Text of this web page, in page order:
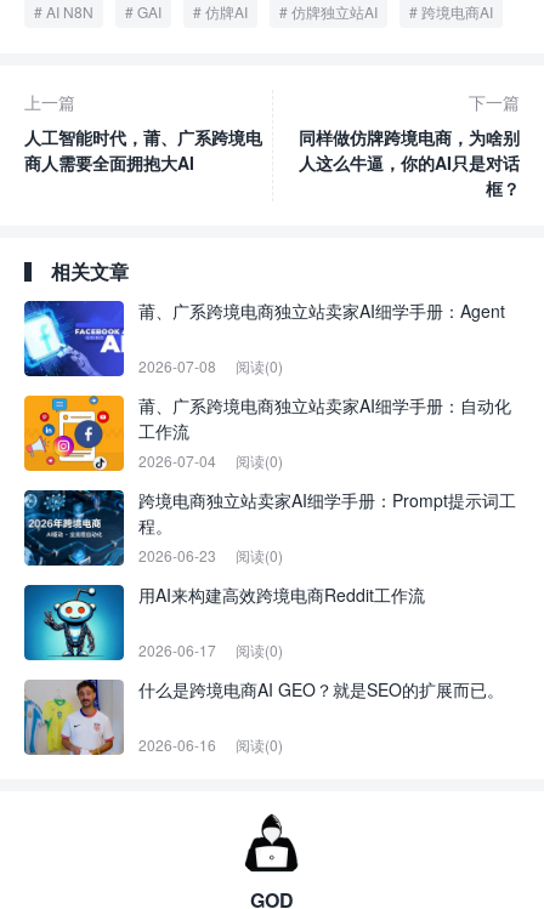
AI N8N GAI 仿牌AI 仿牌独立站AI 跨境电商AI
上一篇
人工智能时代，莆、广系跨境电
商人需要全面拥抱大AI
下一篇
同样做仿牌跨境电商，为啥别
人这么牛逼，你的AI只是对话
框？
相关文章
莆、广系跨境电商独立站卖家AI细学手册：Agent
2026-07-08 阅读(0)
莆、广系跨境电商独立站卖家AI细学手册：自动化
工作流
2026-07-04 阅读(0)
跨境电商独立站卖家AI细学手册：Prompt提示词工
程。
2026-06-23 阅读(0)
用AI来构建高效跨境电商Reddit工作流
2026-06-17 阅读(0)
什么是跨境电商AI GEO？就是SEO的扩展而已。
2026-06-16 阅读(0)
GOD